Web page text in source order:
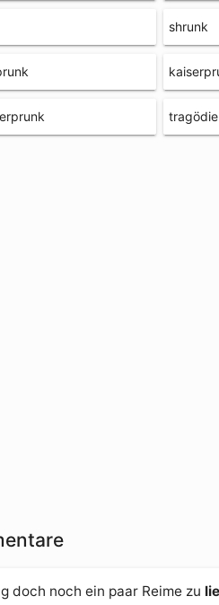
shrunk
doch noch ein paar Reime zu